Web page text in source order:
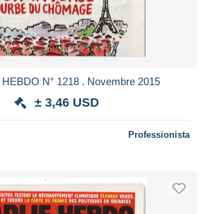
N° 1218 . Novembre 2015
± 3,46 USD
Professionista